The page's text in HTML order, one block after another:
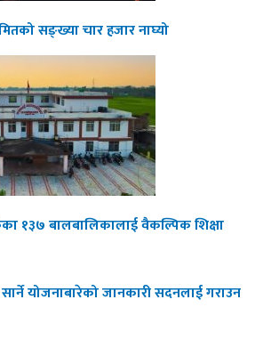
सङ्ख्या चार हजार नाघ्यो
१३७ बालबालिकालाई वैकल्पिक शिक्षा
योजनाबारेको जानकारी सदनलाई ‍गराउन